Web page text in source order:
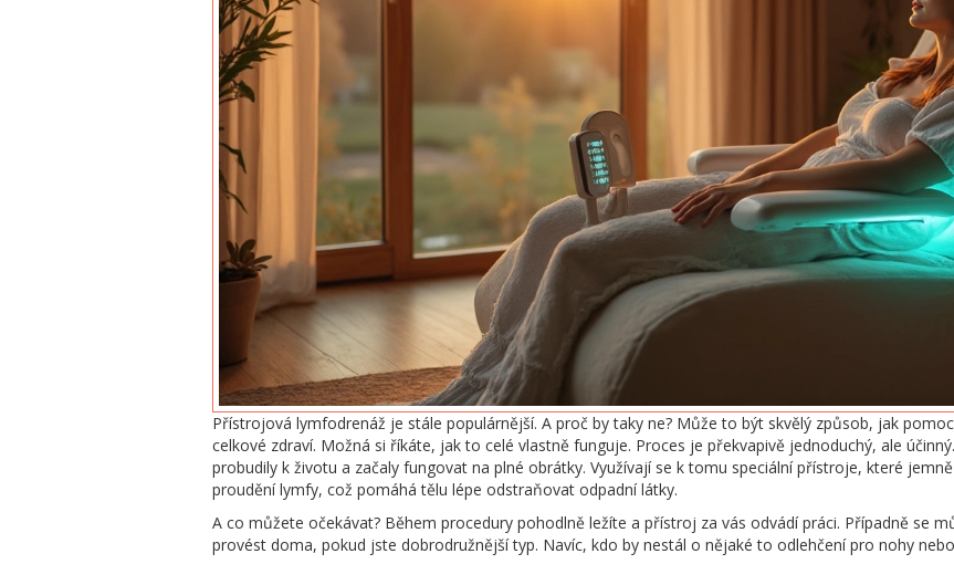
Přístrojová lymfodrenáž je stále populárnější. A proč by taky ne? Může to být skvělý způsob, jak
celkové zdraví. Možná si říkáte, jak to celé vlastně funguje. Proces je překvapivě jednoduchý, ale
probudily k životu a začaly fungovat na plné obrátky. Využívají se k tomu speciální přístroje, které
proudění lymfy, což pomáhá tělu lépe odstraňovat odpadní látky.
A co můžete očekávat? Během procedury pohodlně ležíte a přístroj za vás odvádí práci. Případně se
provést doma, pokud jste dobrodružnější typ. Navíc, kdo by nestál o nějaké to odlehčení pro nohy